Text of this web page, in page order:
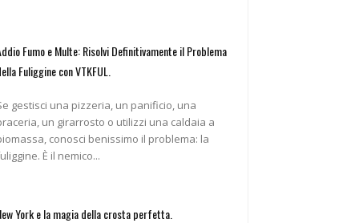
Fumo e Multe: Risolvi Definitivamente il Problema
Fuliggine con VTKFUL.
gestisci una pizzeria, un panificio, una
un girarrosto o utilizzi una caldaia a
conosci benissimo il problema: la
fuliggine. È il nemico...
York e la magia della crosta perfetta.